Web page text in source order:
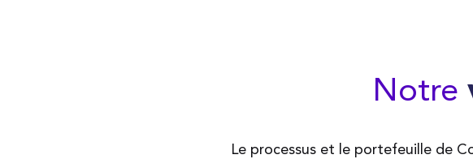
Notre
Le processus et le portefeuille de